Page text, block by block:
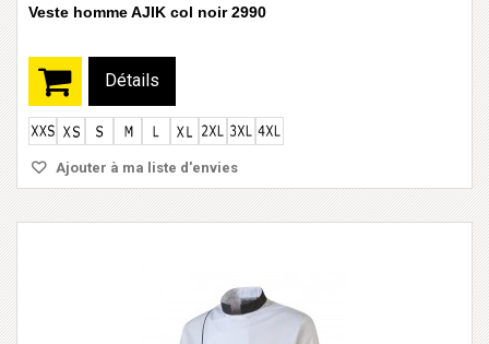
Veste homme AJIK col noir 2990
Détails
Ajouter à ma liste d'envies